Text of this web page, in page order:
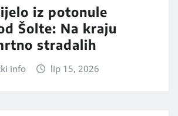
iz potonule
Šolte: Na kraju
stradalih
info lip 15, 2026